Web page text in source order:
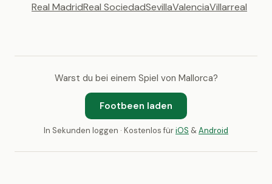
Real MadridReal SociedadSevillaValenciaVillarreal
Warst du bei einem Spiel von Mallorca?
Footbeen laden
In Sekunden loggen · Kostenlos füriOS &Android